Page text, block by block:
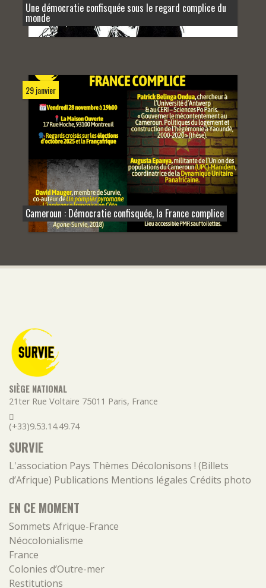
Une démocratie confisquée sous le regard complice du
monde
29 janvier
Cameroun : Démocratie confisquée, la France complice
SIÈGE NATIONAL
21ter Rue Voltaire 75011 Paris, France
(+33)9.53.14.49.74
SURVIE
L'association Pays Thèmes Décolonisons ! (Billets
d’Afrique) Publications Mentions légales Crédits photo
EN CE MOMENT
Sommets Afrique-France
Néocolonialisme
France
Colonies d’Outre-mer
Restitutions